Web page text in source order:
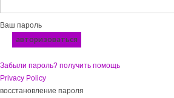
Ваш пароль
Забыли пароль? получить помощь
Privacy Policy
восстановление пароля